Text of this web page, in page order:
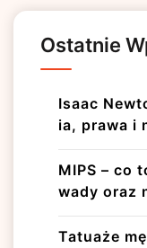
Ostatnie
Isaac
ia, prawa i
MIPS – co
wady oraz
Tatuaże